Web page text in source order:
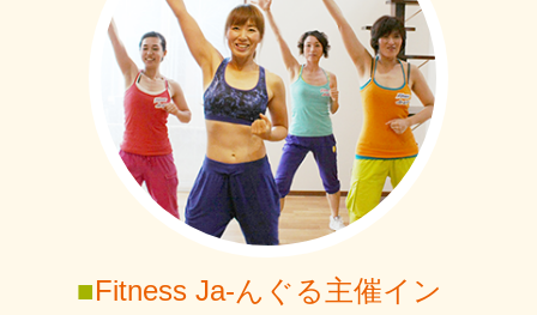
■Fitness Ja-んぐる主催イン